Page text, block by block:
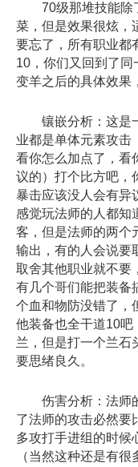
70级那堆技能除
菜，但是效果很炫，
要忘了，所有职业都
10，你们又回到了
变羊之后的具体效果
镶嵌分析：这是一
业都是单体元素攻击
看你怎么加点了，看
议的）打个比方吧，
暴击应该没人会有异
感觉玩法师的人都知
客，但是法师的两个
输出，有的人会说要
取舍其他职业就不要
有几个哥们能把装
个血和物防没错了，
他装备也全干道10吧
兰，但是打一个兰石
要思绪良久。
伤害分析：法师的
了法师的攻击必然要
多攻打手进组的时候
（当然这种还是有